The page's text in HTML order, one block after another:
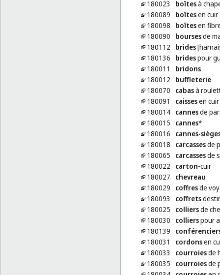
180023
boîtesà
180089
boîtesen cuir
180098
boîtesen
180090
boursesde
180112
brides
180136
bridespour
180011
bridons
180012
buffleterie
180070
cabasà
180091
caissesen cuir
180014 cannesde
180015
cannes*
180016
cannes-
180018
carcassesde
180065
carcassesde
180022
carton-cuir
180027
chevreau
180029
coffresde
180093
coffrets
180025
colliersde
180030
collierspour
180139
180031
cordonsen
180033
courroiesde
180035
courroiesde